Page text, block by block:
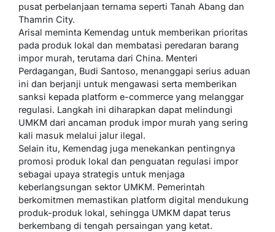
pusat perbelanjaan ternama seperti Tanah Abang dan
Thamrin City.
Arisal meminta Kemendag untuk memberikan prioritas
pada produk lokal dan membatasi peredaran barang
impor murah, terutama dari China. Menteri
Perdagangan, Budi Santoso, menanggapi serius aduan
ini dan berjanji untuk mengawasi serta memberikan
sanksi kepada platform e-commerce yang melanggar
regulasi. Langkah ini diharapkan dapat melindungi
UMKM dari ancaman produk impor murah yang sering
kali masuk melalui jalur ilegal.
Selain itu, Kemendag juga menekankan pentingnya
promosi produk lokal dan penguatan regulasi impor
sebagai upaya strategis untuk menjaga
keberlangsungan sektor UMKM. Pemerintah
berkomitmen memastikan platform digital mendukung
produk-produk lokal, sehingga UMKM dapat terus
berkembang di tengah persaingan yang ketat.